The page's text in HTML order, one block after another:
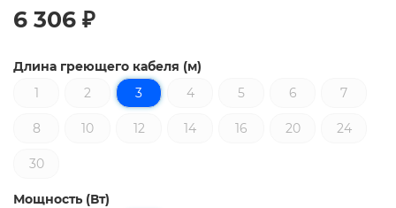
6 306 ₽
Длина греющего кабеля (м)
1
2 3 4 5 6 7
8 10 12 14 16 20 24
30
Мощность (Вт)